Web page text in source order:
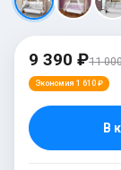
9 390 ₽11
Экономия 1 610 ₽
В